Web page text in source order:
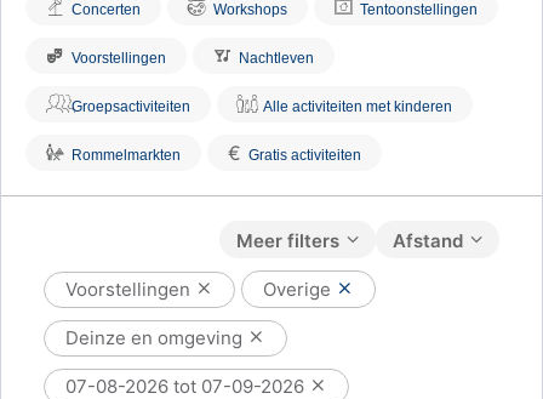
Concerten Workshops Tentoonstellingen
Voorstellingen Nachtleven
Groepsactiviteiten Alle activiteiten met kinderen
Rommelmarkten € Gratis activiteiten
Afstand
Meer filters
Voorstellingen Overige
Deinze en omgeving
07-08-2026 tot 07-09-2026